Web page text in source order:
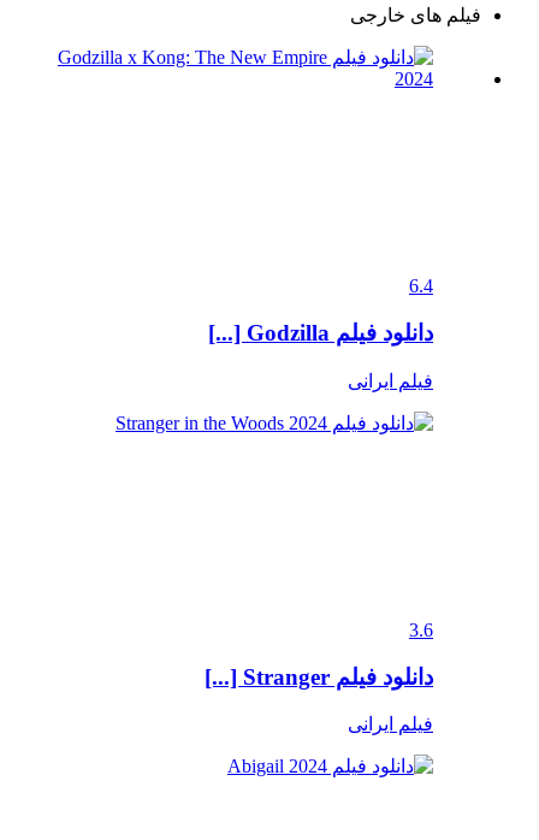
فیلم های خارجی
6.4
دانلود فیلم Godzilla [...]
فیلم ایرانی
3.6
دانلود فیلم Stranger [...]
فیلم ایرانی